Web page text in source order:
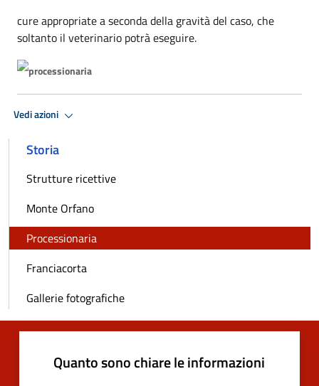
cure appropriate a seconda della gravità del caso, che
soltanto il veterinario potrà eseguire.
Vedi azioni
Storia
Strutture ricettive
Monte Orfano
Processionaria
Franciacorta
Gallerie fotografiche
Quanto sono chiare le informazioni